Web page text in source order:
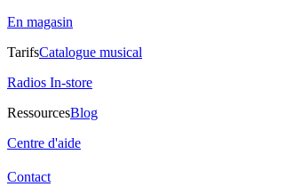
En magasin
TarifsCatalogue musical
Radios In-store
RessourcesBlog
Centre d'aide
Contact